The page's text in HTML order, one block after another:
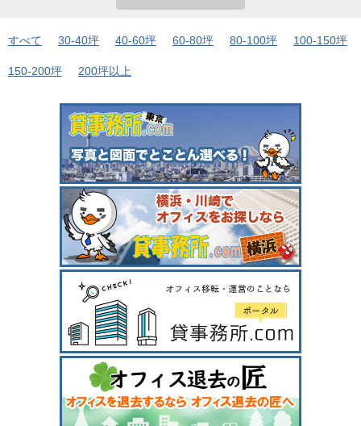
すべて 30-40坪 40-60坪 60-80坪 80-100坪 100-150坪
150-200坪 200坪以上